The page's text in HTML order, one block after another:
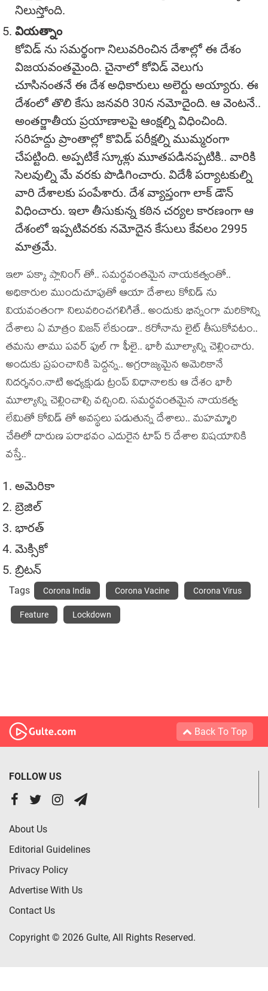
నిలుస్తోంది.
వియత్నాం
కోవిడ్ ను సమర్థంగా నిలువరించిన దేశాల్లో ఈ దేశం
విజయవంతమైంది. చైనాలో కోవిడ్ వెలుగు
చూసినంతనే ఈ దేశ అధికారులు అలెర్టు అయ్యారు. ఈ
దేశంలో తొలి కేసు జనవరి 30న నమోదైంది. ఆ వెంటనే..
అంతర్జాతీయ ప్రయాణాలపై ఆంక్షల్ని విధించింది.
సరిహద్దు ప్రాంతాల్లో కొవిడ్ పరీక్షల్ని ముమ్మరంగా
చేపట్టింది. అప్పటికే స్కూళ్లు మూతపడినప్పటికి.. వారికి
సెలవుల్ని మే వరకు పొడిగించారు. విదేశీ పర్యాటకుల్ని
వారి దేశాలకు పంపేశారు. దేశ వ్యాప్తంగా లాక్ డౌన్
విధించారు. ఇలా తీసుకున్న కఠిన చర్యల కారణంగా ఆ
దేశంలో ఇప్పటివరకు నమోదైన కేసులు కేవలం 2995
మాత్రమే.
ఇలా పక్కా ప్లానింగ్ తో.. సమర్థవంతమైన నాయకత్వంతో..
అధికారుల ముందుచూపుతో ఆయా దేశాలు కోవిడ్ ను
వియవంతంగా నిలువరించగలిగితే.. అందుకు భిన్నంగా మరికొన్ని
దేశాలు ఏ మాత్రం విజన్ లేకుండా.. కరోనాను లైట్ తీసుకోవటం..
తమను తాము పవర్ ఫుల్ గా ఫీలై.. భారీ మూల్యాన్ని చెల్లించారు.
అందుకు ప్రపంచానికి పెద్దన్న.. అగ్రరాజ్యమైన అమెరికానే
నిదర్శనం.నాటి అధ్యక్షుడు ట్రంప్ విధానాలకు ఆ దేశం భారీ
మూల్యాన్ని చెల్లించాల్సి వచ్చింది. సమర్థవంతమైన నాయకత్వ
లేమితో కోవిడ్ తో అవస్థలు పడుతున్న దేశాలు.. మహమ్మారి
చేతిలో దారుణ పరాభవం ఎదురైన టాప్ 5 దేశాల విషయానికి
వస్తే..
అమెరికా
బ్రెజిల్
భారత్
మెక్సికో
బ్రిటన్
Tags Corona India Corona Vacine Corona Virus
Feature Lockdown
Back To Top
FOLLOW US
About Us
Editorial Guidelines
Privacy Policy
Advertise With Us
Contact Us
Copyright © 2026 Gulte, All Rights Reserved.